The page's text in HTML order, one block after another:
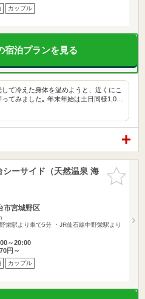
カップル
宿泊プランを見る
て冷えた身体を温めようと、近くにこ
てみました｡ 年末年始は土日同様1,0…
お気に入
りに追加
シーサイド（天然温泉 海
市宮城野区
栄駅より車で5分 ・JR仙石線中野栄駅より
～20:00
円～
カップル